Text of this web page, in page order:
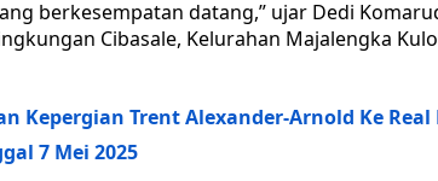
berkesempatan datang,” ujar Dedi
Cibasale, Kelurahan Majalengka
Kepergian Trent Alexander-Arnold Ke Real
7 Mei 2025